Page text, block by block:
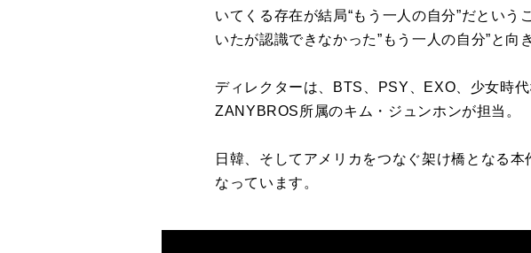
いてくる存在が結局“もう一人の自分”だという
いたが認識できなかった”もう一人の自分”と向
ディレクターは、 BTS PSY EXO 、少女時
ZANYBROS 所属のキム・ジュンホンが担当。
日韓、そしてアメリカをつなぐ架け橋となる本
なっています。